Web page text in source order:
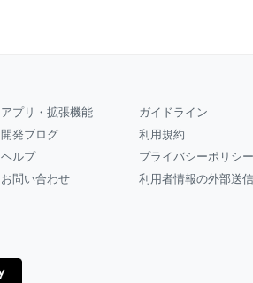
アプリ・拡張機能
開発ブログ
ヘルプ
お問い合わせ
ガイドライン
利用規約
プライバシーポリシー
利用者情報の外部送